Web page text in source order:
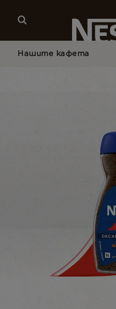
Нашите кафета